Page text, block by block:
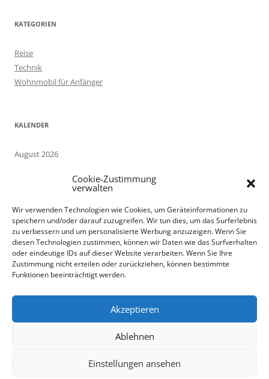
KATEGORIEN
Reise
Technik
Wohnmobil für Anfänger
KALENDER
August 2026
10
11 12 13 14 15
16
17
18 19 20 21 22
23
24
25 26 27 28 29
30
31
« Sep.
Stolz präsentiert von WordPress
Cookie-Zustimmung
verwalten
Wir verwenden Technologien wie Cookies, um Geräteinformationen zu
speichern und/oder darauf zuzugreifen. Wir tun dies, um das Surferlebnis
zu verbessern und um personalisierte Werbung anzuzeigen. Wenn Sie
diesen Technologien zustimmen, können wir Daten wie das Surfverhalten
oder eindeutige IDs auf dieser Website verarbeiten. Wenn Sie Ihre
Zustimmung nicht erteilen oder zurückziehen, können bestimmte
Funktionen beeinträchtigt werden.
Akzeptieren
Ablehnen
Einstellungen ansehen